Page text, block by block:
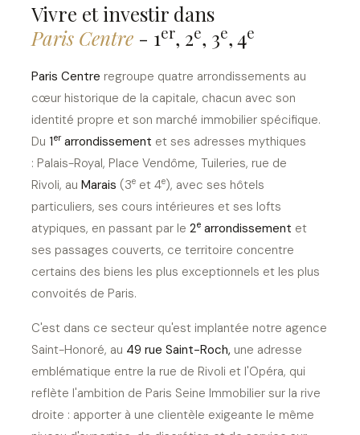
Vivre et investir dans
Paris Centre - 1er, 2e, 3e, 4e
Paris Centre regroupe quatre arrondissements au
cœur historique de la capitale, chacun avec son
identité propre et son marché immobilier spécifique.
Du 1erarrondissement et ses adresses mythiques
: Palais-Royal, Place Vendôme, Tuileries, rue de
Rivoli, au Marais (3e et 4e), avec ses hôtels
particuliers, ses cours intérieures et ses lofts
atypiques, en passant par le 2e arrondissement et
ses passages couverts, ce territoire concentre
certains des biens les plus exceptionnels et les plus
convoités de Paris.
C'est dans ce secteur qu'est implantée notre agence
Saint-Honoré, au 49 rue Saint-Roch, une adresse
emblématique entre la rue de Rivoli et l'Opéra, qui
reflète l'ambition de Paris Seine Immobilier sur la rive
droite : apporter à une clientèle exigeante le même